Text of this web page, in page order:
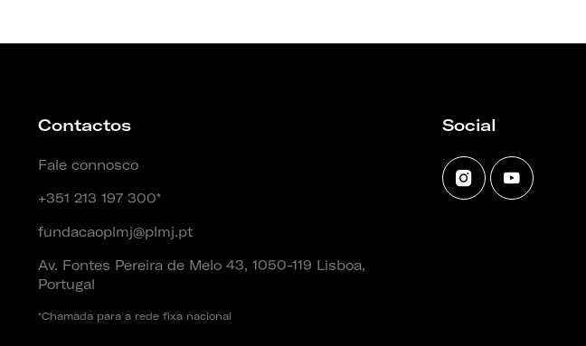
Contactos
Fale connosco
+351 213 197 300*
fundacaoplmj@plmj.pt
Av. Fontes Pereira de Melo 43, 1050-119 Lisboa,
Portugal
*Chamada para a rede fixa nacional
Social